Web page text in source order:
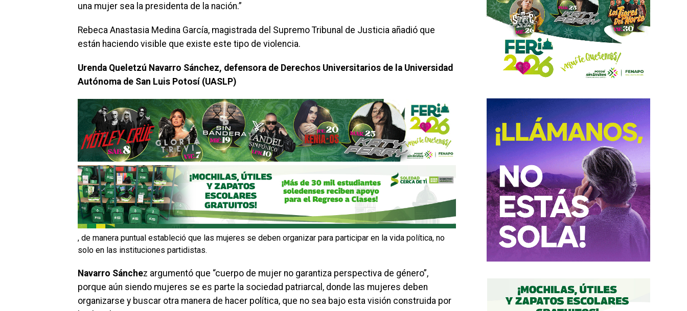
una mujer sea la presidenta de la nación.”
Rebeca Anastasia Medina García, magistrada del Supremo Tribunal de Justicia añadió que
están haciendo visible que existe este tipo de violencia.
Urenda Queletzú Navarro Sánchez, defensora de Derechos Universitarios de la Universidad
Autónoma de San Luis Potosí (UASLP)
, de manera puntual estableció que las mujeres se deben organizar para participar en la vida política, no
solo en las instituciones partidistas.
Navarro Sánchez argumentó que “cuerpo de mujer no garantiza perspectiva de género”,
porque aún siendo mujeres se es parte la sociedad patriarcal, donde las mujeres deben
organizarse y buscar otra manera de hacer política, que no sea bajo esta visión construida por